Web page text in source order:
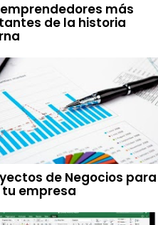
emprendedores más
de la historia
de Negocios para
empresa